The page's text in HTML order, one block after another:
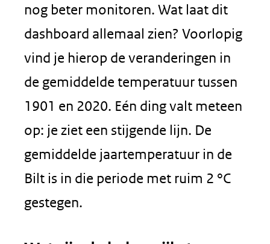
nieuw
venster)
(verwijst
naar
een
andere
website)
nog beter monitoren. Wat laat dit
dashboard allemaal zien? Voorlopig
vind je hierop de veranderingen in
de gemiddelde temperatuur tussen
1901 en 2020. Eén ding valt meteen
op: je ziet een stijgende lijn. De
gemiddelde jaartemperatuur in de
Bilt is in die periode met ruim 2 °C
gestegen.